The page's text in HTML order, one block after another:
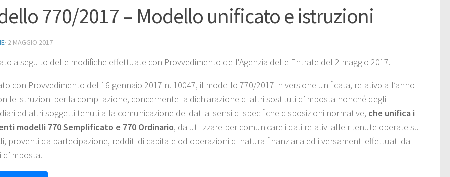
770/2017 – Modello unificato e istruzioni
· 2 MAGGIO 2017
a seguito delle modifiche effettuate con Provvedimento dell'Agenzia delle Entrate del 2 maggio 2017.
con Provvedimento del 16 gennaio 2017 n. 10047, il modello 770/2017 in versione unificata, relativo all’anno
le istruzioni per la compilazione, concernente la dichiarazione di altri sostituti d’imposta nonché degli
ed altri soggetti tenuti alla comunicazione dei dati ai sensi di specifiche disposizioni normative, che unifica i
modelli 770 Semplificato e 770 Ordinario, da utilizzare per comunicare i dati relativi alle ritenute operate su
proventi da partecipazione, redditi di capitale od operazioni di natura finanziaria ed i versamenti effettuati dai